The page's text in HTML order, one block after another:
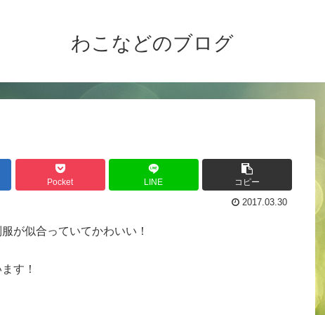
わこなどのブログ
Pocket LINE コピー
2017.03.30
が似合っていてかわいい！
す！